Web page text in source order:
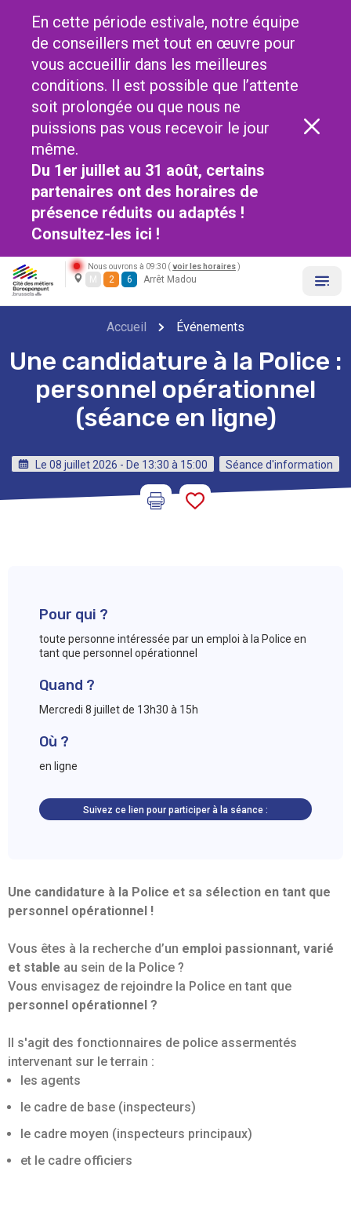
En cette période estivale, notre équipe
de conseillers met tout en œuvre pour
vous accueillir dans les meilleures
conditions. Il est possible que l’attente
soit prolongée ou que nous ne
puissions pas vous recevoir le jour
même.
Du 1er juillet au 31 août, certains
partenaires ont des horaires de
présence réduits ou adaptés !
Consultez-les ici !
Nous ouvrons à 09:30 ( voir les horaires )
M 2 6 Arrêt Madou
Accueil Événements
Une candidature à la Police :
personnel opérationnel
(séance en ligne)
Le 08 juillet 2026 - De 13:30 à 15:00 Séance d'information
Une candidature à la Police et sa sélection en tant que
personnel opérationnel !
Vous êtes à la recherche d’un emploi passionnant, varié
et stable au sein de la Police ?
Vous envisagez de rejoindre la Police en tant que
personnel opérationnel ?
Il s'agit des fonctionnaires de police assermentés
intervenant sur le terrain :
les agents
le cadre de base (inspecteurs)
le cadre moyen (inspecteurs principaux)
et le cadre officiers
Pour qui ?
toute personne intéressée par un emploi à la Police en
tant que personnel opérationnel
Quand ?
Mercredi 8 juillet de 13h30 à 15h
Où ?
en ligne
Suivez ce lien pour participer à la séance :